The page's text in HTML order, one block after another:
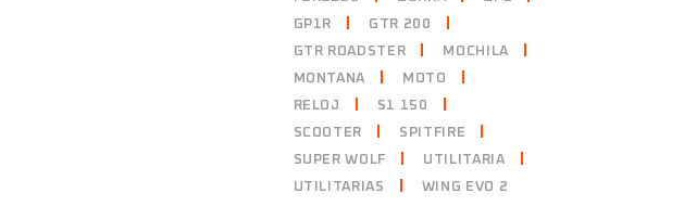
GP1R
GTR 200
GTR ROADSTER
MOCHILA
MONTANA
MOTO
RELOJ
S1 150
SCOOTER
SPITFIRE
SUPER WOLF
UTILITARIA
UTILITARIAS
WING EVO 2